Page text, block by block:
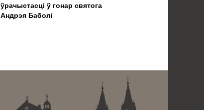
ўрачыстасці ў гонар святога
Андрэя Баболі